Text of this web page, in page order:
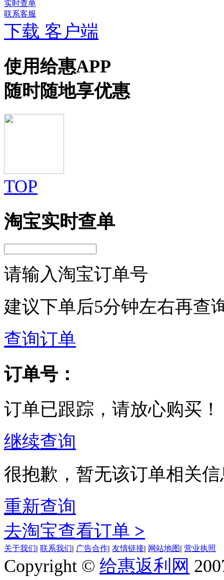
实时查单
联系客服
下载 客户端
使用给惠APP
随时随地享优惠
TOP
淘宝实时查单
请输入淘宝订单号
建议下单后5分钟左右再查
查询订单
订单号：
订单已跟踪，请放心购买！
继续查询
很抱歉，暂无该订单相关
重新查询
去淘宝查看订单 >
关于我们 联系我们 广告合作 友情链接 网站地图 营业执照
Copyright © 给惠返利网